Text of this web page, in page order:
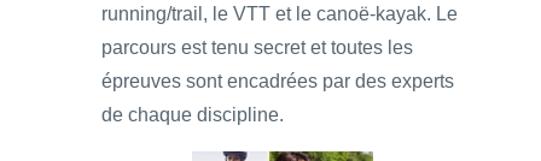
running/trail, le VTT et le canoë-kayak. Le
parcours est tenu secret et toutes les
épreuves sont encadrées par des experts
de chaque discipline.